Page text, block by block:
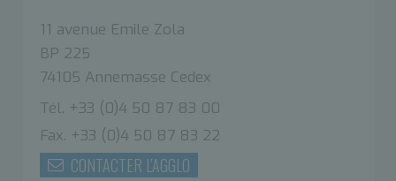
11 avenue Emile Zola
BP 225
74105 Annemasse Cedex
Tél. +33 (0)4 50 87 83 00
Fax. +33 (0)4 50 87 83 22
CONTACTER L'AGGLO